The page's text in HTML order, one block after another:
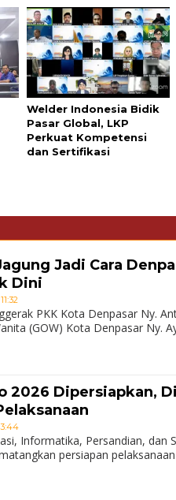
Welder Indonesia Bidik
Pasar Global, LKP
Perkuat Kompetensi
dan Sertifikasi
Jadi Cara
Dini
PKK Kota Denpasar Ny.
(GOW) Kota Denpasar Ny.
2026 Dipersiapkan,
Informatika, Persandian, dan
persiapan